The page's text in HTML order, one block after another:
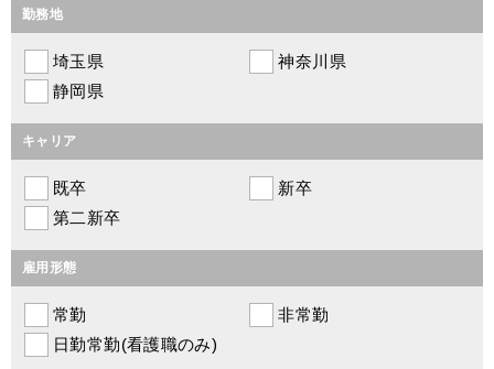
勤務地
埼玉県
神奈川県
静岡県
キャリア
既卒
新卒
第二新卒
雇用形態
常勤
非常勤
日勤常勤(看護職のみ)